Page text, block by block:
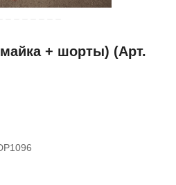
+ шорты) (Арт.